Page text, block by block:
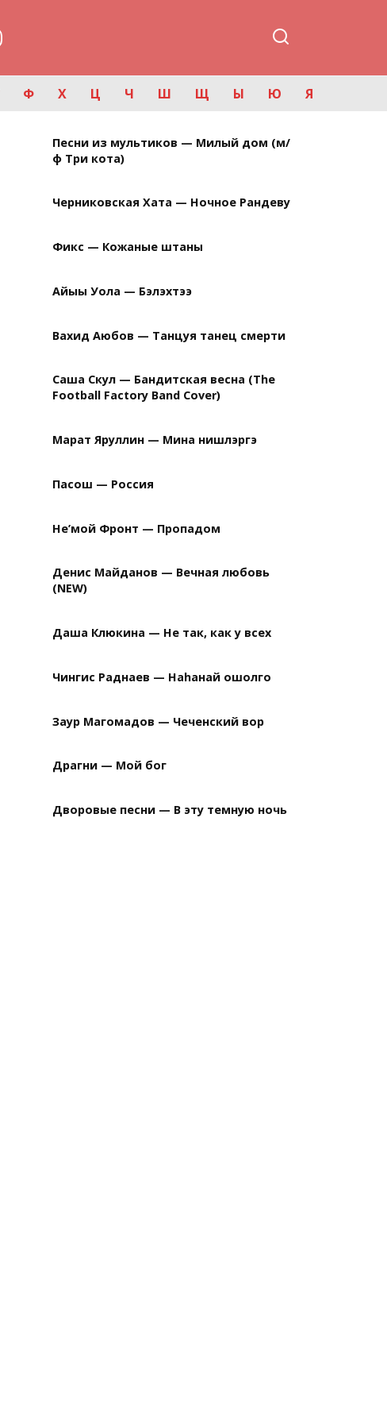
Ф Х Ц Ч Ш Щ Ы Ю Я
Песни из мультиков — Милый дом (м/
ф Три кота)
Черниковская Хата — Ночное Рандеву
Фикс — Кожаные штаны
Айыы Уола — Бэлэхтээ
Вахид Аюбов — Танцуя танец смерти
Саша Скул — Бандитская весна (The
Football Factory Band Cover)
Марат Яруллин — Мина нишлэргэ
Пасош — Россия
Не’мой Фронт — Пропадом
Денис Майданов — Вечная любовь
(NEW)
Даша Клюкина — Не так, как у всех
Чингис Раднаев — Наhанай ошолго
Заур Магомадов — Чеченский вор
Драгни — Мой бог
Дворовые песни — В эту темную ночь